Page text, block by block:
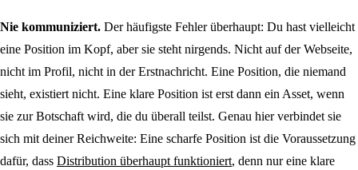
Nie kommuniziert. Der häufigste Fehler überhaupt: Du hast vielleicht
eine Position im Kopf, aber sie steht nirgends. Nicht auf der Webseite,
nicht im Profil, nicht in der Erstnachricht. Eine Position, die niemand
sieht, existiert nicht. Eine klare Position ist erst dann ein Asset, wenn
sie zur Botschaft wird, die du überall teilst. Genau hier verbindet sie
sich mit deiner Reichweite: Eine scharfe Position ist die Voraussetzung
dafür, dass Distribution überhaupt funktioniert, denn nur eine klare